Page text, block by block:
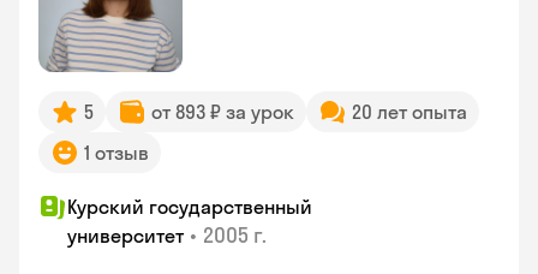
5 от 893 ₽ за урок
20 лет опыта
1 отзыв
Курский государственный
университет • 2005 г.